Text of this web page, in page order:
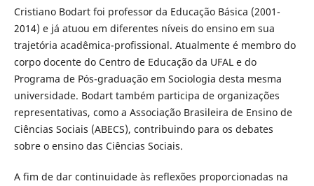
Cristiano Bodart foi professor da Educação Básica (2001-
2014) e já atuou em diferentes níveis do ensino em sua
trajetória acadêmica-profissional. Atualmente é membro do
corpo docente do Centro de Educação da UFAL e do
Programa de Pós-graduação em Sociologia desta mesma
universidade. Bodart também participa de organizações
representativas, como a Associação Brasileira de Ensino de
Ciências Sociais (ABECS), contribuindo para os debates
sobre o ensino das Ciências Sociais.
A fim de dar continuidade às reflexões proporcionadas na